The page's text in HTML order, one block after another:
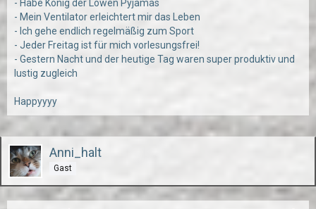
- Habe König der Löwen Pyjamas
- Mein Ventilator erleichtert mir das Leben
- Ich gehe endlich regelmäßig zum Sport
- Jeder Freitag ist für mich vorlesungsfrei!
- Gestern Nacht und der heutige Tag waren super produktiv und
lustig zugleich
Happyyyy
Anni_halt
Gast